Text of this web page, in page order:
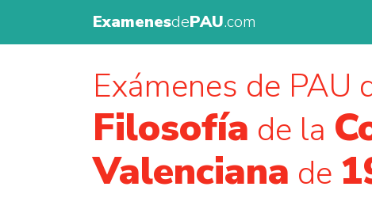
ExamenesdePAU.com
Exámenes de PAU
Filosofía de la
Valenciana de